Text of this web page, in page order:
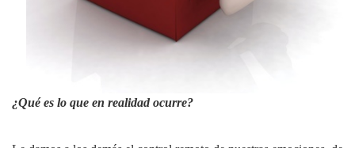
¿Qué es lo que en realidad ocurre?